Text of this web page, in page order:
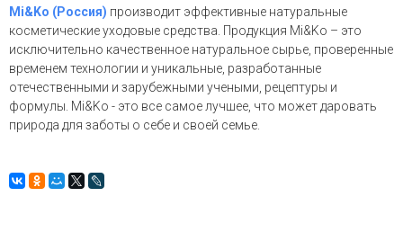
Mi&Ko (Россия) производит эффективные натуральные
косметические уходовые средства. Продукция Mi&Ko – это
исключительно качественное натуральное сырье, проверенные
временем технологии и уникальные, разработанные
отечественными и зарубежными учеными, рецептуры и
формулы. Mi&Ko - это все самое лучшее, что может даровать
природа для заботы о себе и своей семье.